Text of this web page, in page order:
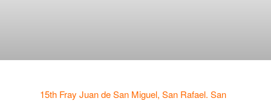
15th Fray Juan de San Miguel, San Rafael. San